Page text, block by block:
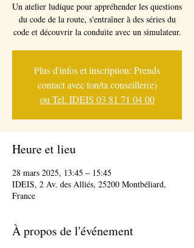
Un atelier ludique pour appréhender les questions
du code de la route, s'entraîner à des séries du
Plus d'infos et inscription: Prends
contact avec ton/ta conseiller(e)
ou Tel. IDEIS 03 81 71 04 00
Heure et lieu
28 mars 2025, 13:45 – 15:45
IDEIS, 2 Av. des Alliés, 25200 Montbéliard,
France
À propos de l'événement